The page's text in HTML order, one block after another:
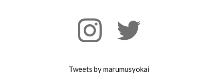
Tweets by marumusyokai